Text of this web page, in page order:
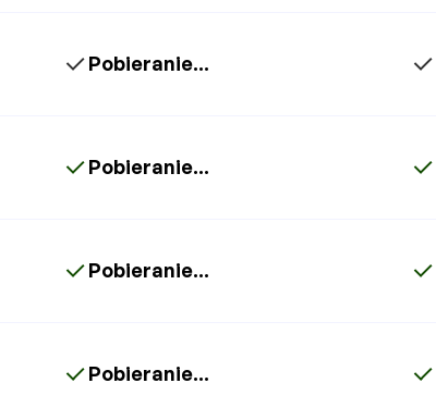
Pobieranie...
Pobieranie...
Pobieranie...
Pobieranie...